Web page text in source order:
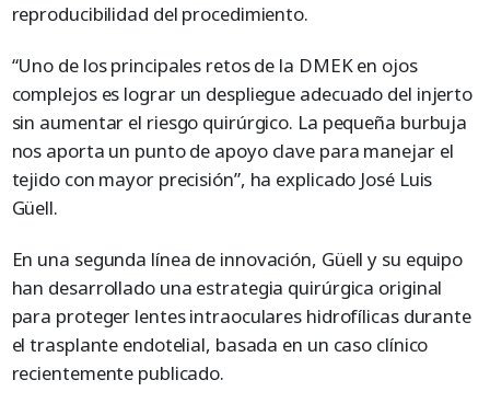
reproducibilidad del procedimiento.
“Uno de los principales retos de la DMEK en ojos
complejos es lograr un despliegue adecuado del injerto
sin aumentar el riesgo quirúrgico. La pequeña burbuja
nos aporta un punto de apoyo clave para manejar el
tejido con mayor precisión”, ha explicado José Luis
Güell.
En una segunda línea de innovación, Güell y su equipo
han desarrollado una estrategia quirúrgica original
para proteger lentes intraoculares hidrofílicas durante
el trasplante endotelial, basada en un caso clínico
recientemente publicado.